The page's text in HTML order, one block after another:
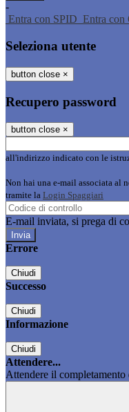
-
Entra con SPID Entra con
Seleziona utente
button close ×
Recupero password
button close ×
all'indirizzo indicato con le
Non hai una e-mail associata al
tramite la Login Spaggiari
E-mail inviata, si prega di
Errore
Chiudi
Successo
Chiudi
Informazione
Chiudi
Attendere...
Attendere il completamento